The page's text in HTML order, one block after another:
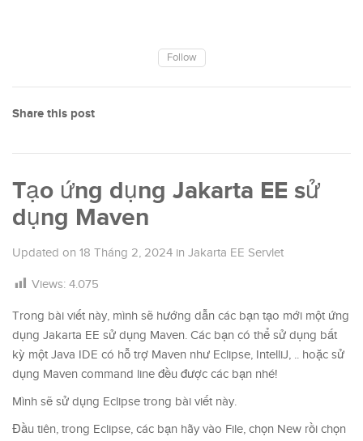
Follow
Share this post
Tạo ứng dụng Jakarta EE sử
dụng Maven
Updated on 18 Tháng 2, 2024 in Jakarta EE Servlet
Views: 4.075
Trong bài viết này, mình sẽ hướng dẫn các bạn tạo mới một ứng
dụng Jakarta EE sử dụng Maven. Các bạn có thể sử dụng bất
kỳ một Java IDE có hỗ trợ Maven như Eclipse, IntelliJ, .. hoặc sử
dụng Maven command line đều được các bạn nhé!
Mình sẽ sử dụng Eclipse trong bài viết này.
Đầu tiên, trong Eclipse, các bạn hãy vào File, chọn New rồi chọn